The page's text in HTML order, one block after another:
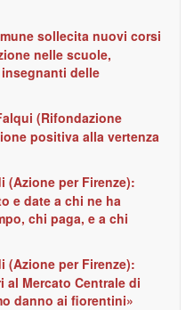
sollecita nuovi corsi
nelle scuole,
delle
(Rifondazione
positiva alla vertenza
(Azione per Firenze):
e date a chi ne ha
chi paga, e a chi
(Azione per Firenze):
al Mercato Centrale di
danno ai fiorentini»